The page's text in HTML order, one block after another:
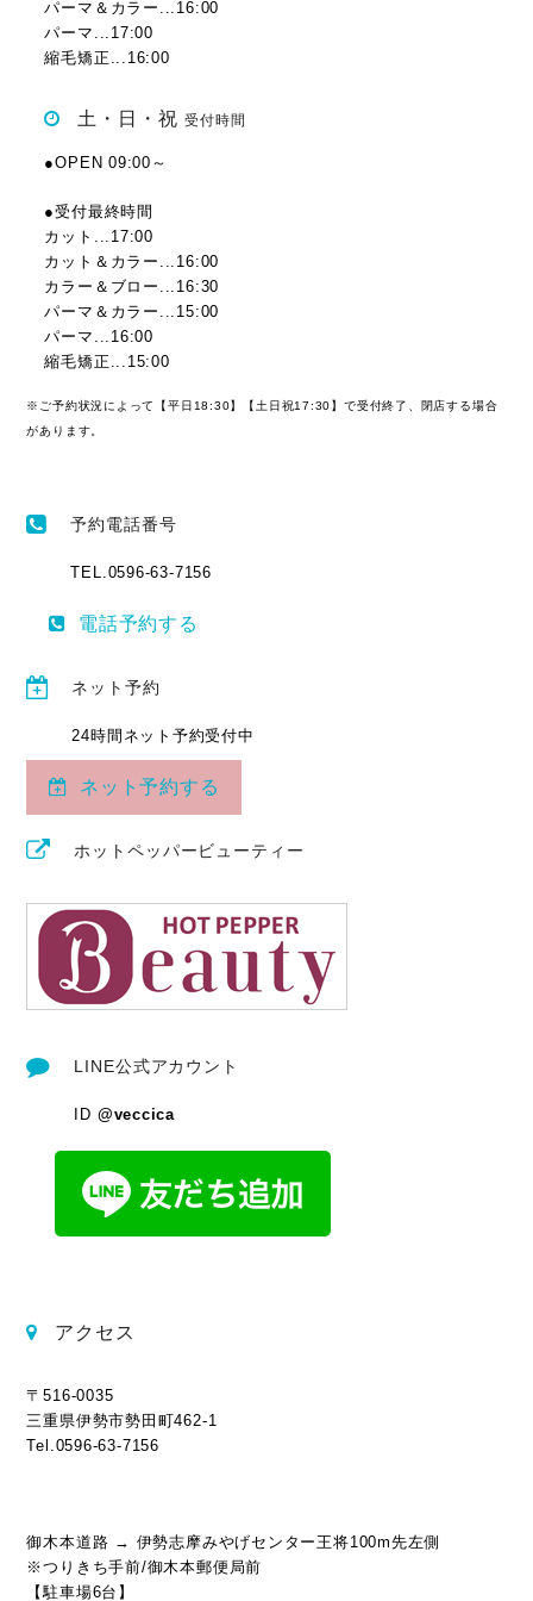
パーマ＆カラー...16:00
パーマ...17:00
縮毛矯正...16:00
土・日・祝受付時間
●OPEN 09:00～
●受付最終時間
カット...17:00
カット＆カラー...16:00
カラー＆ブロー...16:30
パーマ＆カラー...15:00
パーマ...16:00
縮毛矯正...15:00
※ご予約状況によって【平日18:30】【土日祝17:30】で受付終了、閉店する場合
があります。
予約電話番号
TEL.0596-63-7156
電話予約する
ネット予約
24時間ネット予約受付中
ネット予約する
ホットペッパービューティー
LINE公式アカウント
ID @veccica
アクセス
〒516-0035
三重県伊勢市勢田町462-1
Tel.0596-63-7156
御木本道路 → 伊勢志摩みやげセンター王将100m先左側
※つりきち手前/御木本郵便局前
【駐車場6台】